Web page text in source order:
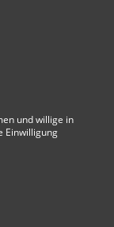
und willige in
Einwilligung